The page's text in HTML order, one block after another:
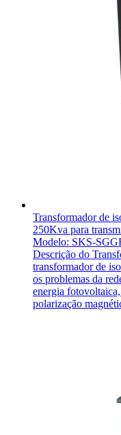
Transformador de
250Kva para
Modelo: SKS-
Descrição do
transformador de
os problemas da
energia
polarização